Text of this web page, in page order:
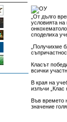
„От дълго
условията на
споделиха
„Получихме
Класът
всички
В края на
излъчи „Клас
Във времето
значение